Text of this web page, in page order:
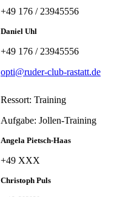
+49 176 / 23945556
Daniel Uhl
+49 176 / 23945556
opti@ruder-club-rastatt.de
Ressort: Training
Aufgabe: Jollen-Training
Angela Pietsch-Haas
+49 XXX
Christoph Puls